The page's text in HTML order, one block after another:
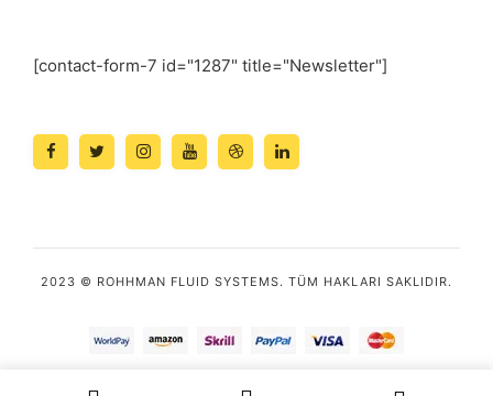
[contact-form-7 id="1287" title="Newsletter"]
2023 © ROHHMAN FLUID SYSTEMS. TÜM HAKLARI SAKLIDIR.